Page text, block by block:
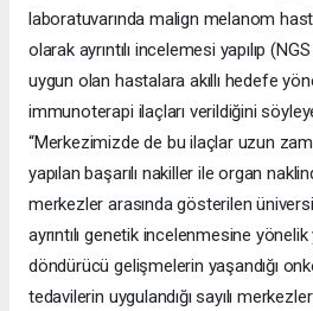
laboratuvarında malign melanom
olarak ayrıntılı incelemesi yapılıp
uygun olan hastalara akıllı hedefe
immunoterapi ilaçları verildiğini
“Merkezimizde de bu ilaçlar uzun
yapılan başarılı nakiller ile organ
merkezler arasında gösterilen
ayrıntılı genetik incelenmesine yönelik
döndürücü gelişmelerin yaşandığı
tedavilerin uygulandığı sayılı